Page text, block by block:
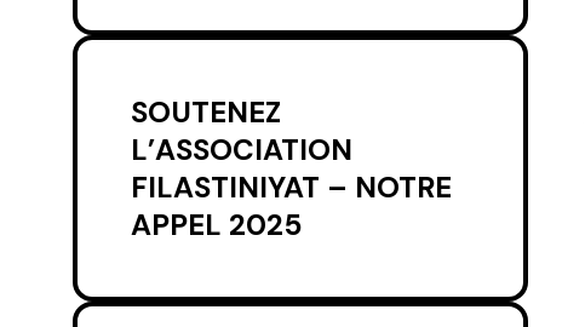
SOUTENEZ
L’ASSOCIATION
FILASTINIYAT – NOTRE
APPEL 2025